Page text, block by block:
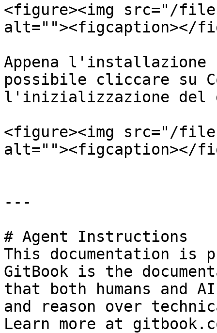
<figure><img src="/files/
alt=""><figcaption></
Appena l'installazione
possibile cliccare su
l'inizializzazione del
<figure><img src="/files/
alt=""><figcaption></
---
# Agent Instructions
This documentation is
GitBook is the
that both humans and
and reason over
Learn more at